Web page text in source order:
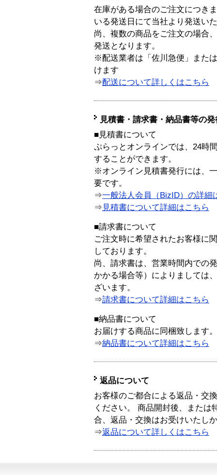
在庫がある場合のご注文につき
いる発送日にて当社より発送い
尚、複数の商品をご注文の場合
発送となります。
※配送業者は「佐川急便」また
けます
⇒配送について詳しくはこちら
見積書・請求書・納品書等の
■見積書について
ぷらっとオンラインでは、24時
することができます。
※オンライン見積書発行には、
要です。
⇒一般法人会員（BizID）の詳細
⇒ 見積書について詳細はこちら
■請求書について
ご注文時に希望されたお客様に
しております。
尚、請求書は、営業時間内での
かかる場合等）によりましては
ざいます。
⇒請求書について詳細はこちら
■納品書について
お届けする商品に同梱致します。
⇒納品書について詳細はこちら
返品について
お客様のご都合による返品・交
ください。 商品開封後、または
合、返品・交換はお受けいたし
⇒返品について詳しくはこちら